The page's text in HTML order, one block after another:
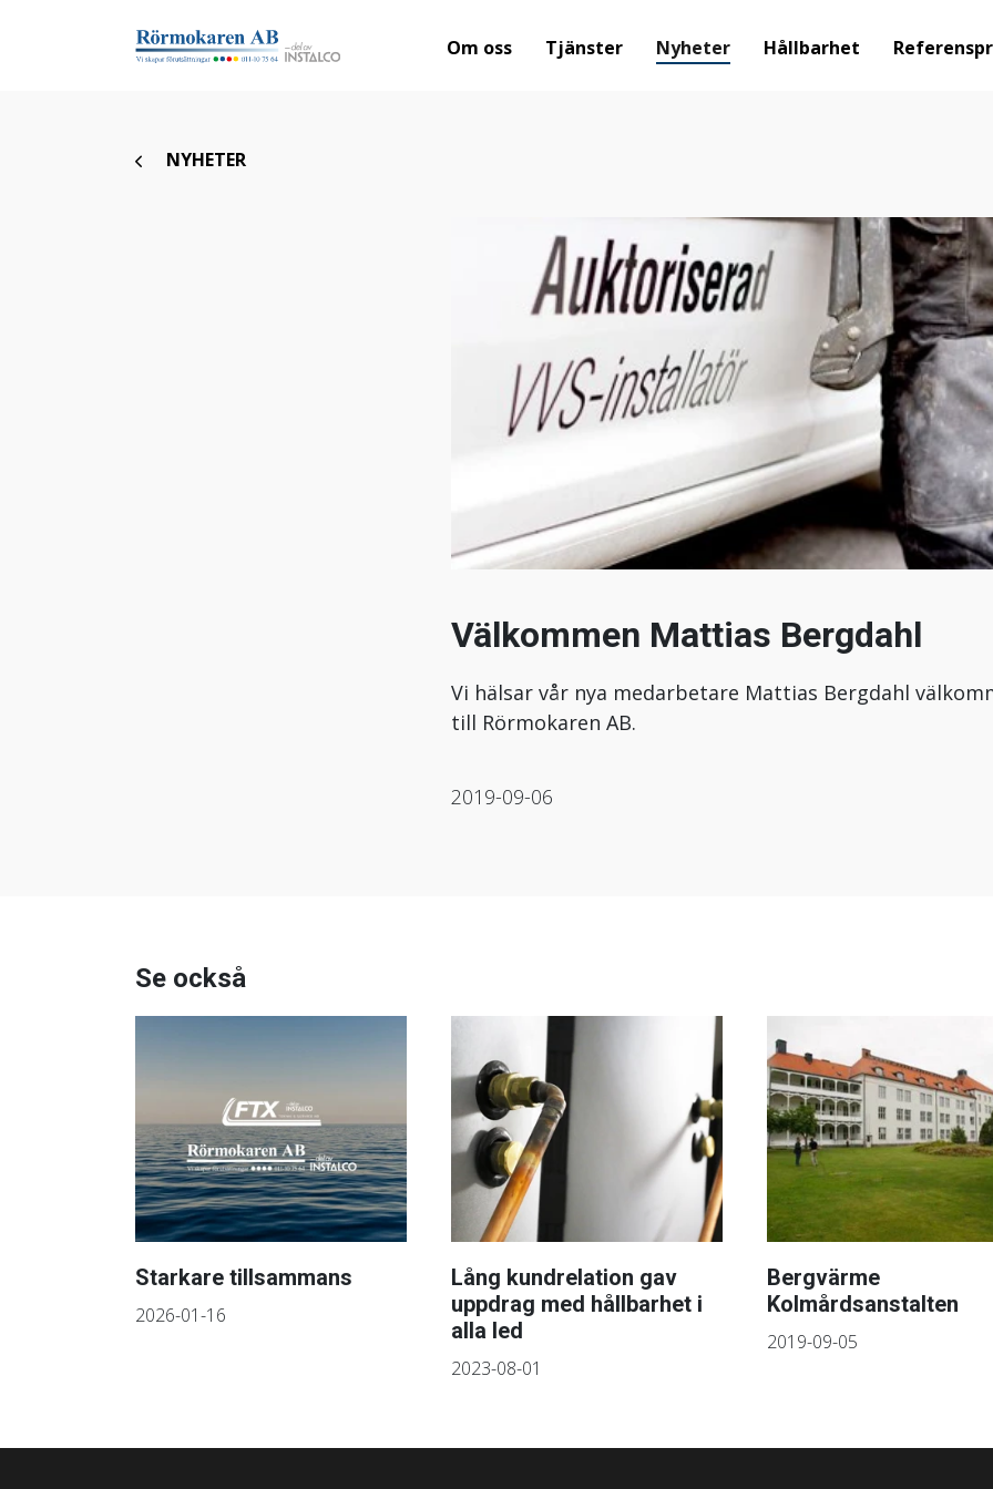
Om oss Tjänster Nyheter Hållbarhet
NYHETER
Välkommen Mattias Bergdahl
Vi hälsar vår nya medarbetare Mattias Bergdahl
till Rörmokaren AB.
2019-09-06
Se också
Starkare tillsammans
2026-01-16
Lång kundrelation gav
uppdrag med hållbarhet i
alla led
2023-08-01
Bergvärme
Kolmårdsanstalten
2019-09-05